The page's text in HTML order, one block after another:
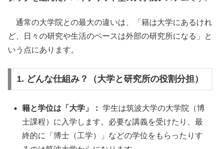
通常の大学院との最大の違いは、「籍は大学にあるけれ
ど、日々の研究や生活のベースは外部の研究所になる」と
いう点にあります。
1. どんな仕組み？（大学と研究所の役割分担）
籍と学位は「大学」： 学生は筑波大学の大学院（博
士課程）に入学します。必要な講義を受けたり、最
終的に「博士（工学）」などの学位をもらったりす